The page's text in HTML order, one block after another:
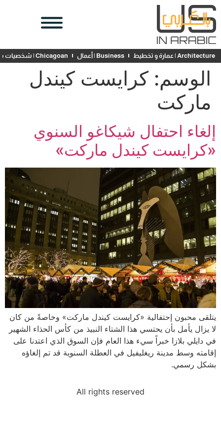
Architecture | عمارة و تخطيط Business | أعمال Chicagoan | شخصيات محلية
الوسم: كرايست كيندل
ماركت
إلغاء احتفال شيكاغو السنوي
«كرايست كيندل ماركت»
يتلقى محبون إحتفالية «كرايست كيندل ماركت» وخاصةً من كان
لا يزال يأمل بأن يحتسي هذا الشتاء النبيذ من كأس الحذاء الشهير
في دايلي بلازا خبراً سيء هذا العام فإن السوق الذي اعتدنا على
إقامته وسط مدينة ريغليفيل في العطلة السنوية قد تم إلغاؤه
بشكل رسمي.
All rights reserved